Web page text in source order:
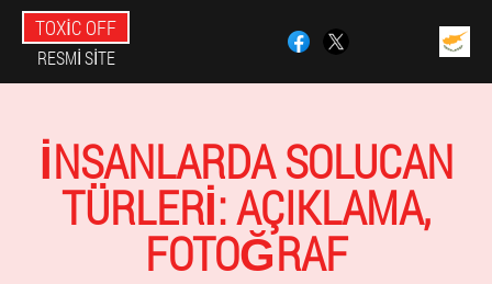
TOXIC OFF
RESMI SITE
İNSANLARDA SOLUCAN
TÜRLERI: AÇIKLAMA,
FOTOĞRAF